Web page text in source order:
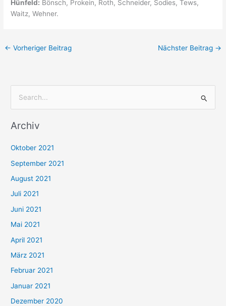
Hünfeld: Bönsch, Prokein, Roth, Schneider, Sodies, Tews,
Waitz, Wehner.
← Vorheriger Beitrag Nächster Beitrag →
c
n
n
a
c
h
:
Archiv
Oktober 2021
September 2021
August 2021
Juli 2021
Juni 2021
Mai 2021
April 2021
März 2021
Februar 2021
Januar 2021
Dezember 2020